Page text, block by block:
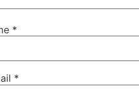
*
*